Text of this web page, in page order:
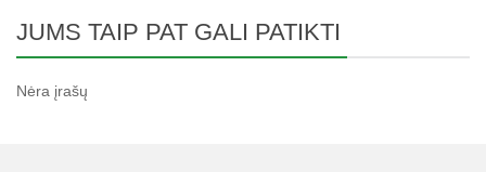
JUMS TAIP PAT GALI PATIKTI
Nėra įrašų